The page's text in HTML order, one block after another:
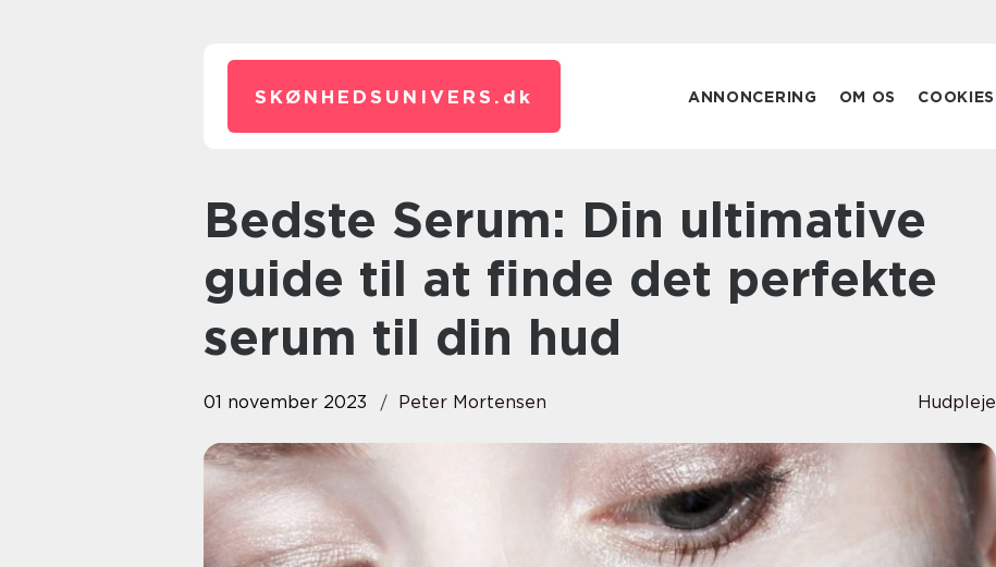
SKØNHEDSUNIVERS. dk ANNONCERING OM OS COOKIES
Bedste Serum: Din ultimative
guide til at finde det perfekte
serum til din hud
01 november 2023 Peter Mortensen Hudpleje